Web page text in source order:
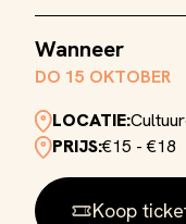
Wanneer
DO 15 OKTOBER
LOCATIE:
PRIJS:€15 - €18
Koop